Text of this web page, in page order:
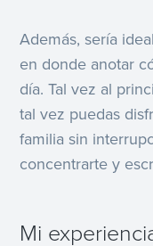
Además, sería
en donde anotar
día. Tal vez al
tal vez puedas
familia sin
concentrarte y
Mi